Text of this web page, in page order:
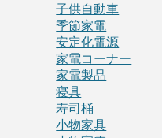
子供自動車
季節家電
安定化電源
家電コーナー
家電製品
寝具
寿司桶
小物家具